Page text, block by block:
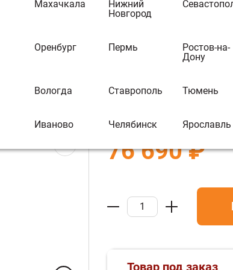
Махачкала
Нижний
Новгород
Оренбург Пермь
Ростов-на-
Дону
Вологда Ставрополь Тюмень
Иваново Челябинск Ярославль
Ковка 18
В избранное В
Бренд:Везувий
76 690 ₽
Товар под заказ